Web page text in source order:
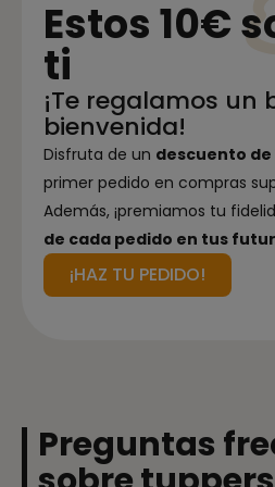
Estos 10€
ti
¡Te regalamos un
bienvenida!
Disfruta de un descuento de
primer pedido en compras
Además, ¡premiamos tu
de cada pedido en tus
¡HAZ TU PEDIDO!
Preguntas